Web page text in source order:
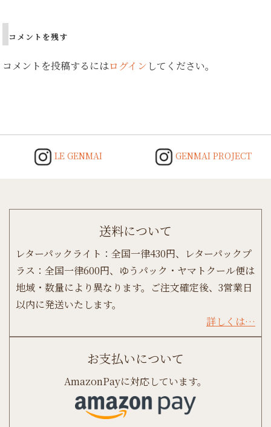
コメントを残す
コメントを投稿するにはログイン してください。
LE GENMAI GENMAI PROJECT
送料について
レターパックライト：全国一律430円、レターパックプ
ラス：全国一律600円、ゆうパック・ヤマトクール便は
地域・数量により異なります。ご注文確定後、3営業日
以内に発送いたします。
詳しくは…
お支払いについて
AmazonPayに対応しています。